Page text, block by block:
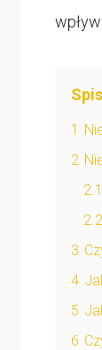
1
2
2.1
2.2
3
4
5
6